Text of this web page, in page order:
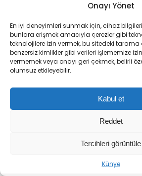
Onayı Yönet
En iyi deneyimleri sunmak için, cihaz
bunlara erişmek amacıyla çerezler gibi
teknolojilere izin vermek, bu sitedeki tarama
benzersiz kimlikler gibi verileri işlememize
vermemek veya onayı geri çekmek, belirli
olumsuz etkileyebilir.
Kabul et
Reddet
Tercihleri görüntüle
Künye
+ -
İran, Umman ile Hürmüz
geçişlerinin güvenli şekilde
amacıyla oluşturulacak
anlaşmaya varıldığını duyurdu.
deniz ticareti ve güvenlik